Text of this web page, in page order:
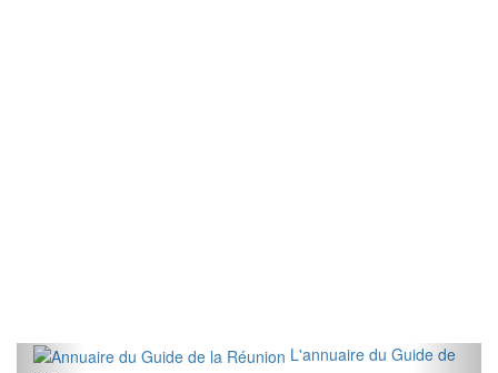
L'annuaire du Guide de